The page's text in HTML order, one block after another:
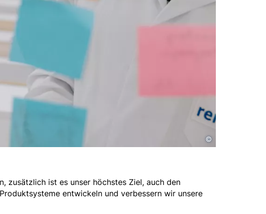
zusätzlich ist es unser höchstes Ziel, auch den
entwickeln und verbessern wir unsere
©